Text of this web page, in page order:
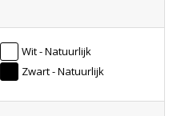
Wit - Natuurlijk
Hout
Zwart - Natuurlijk